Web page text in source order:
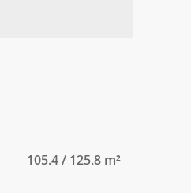
105.4 / 125.8 m²